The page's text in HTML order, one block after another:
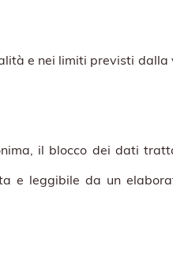
e nei limiti previsti
il blocco dei dati
e leggibile da un